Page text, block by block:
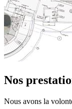
Nos
Nous avons la